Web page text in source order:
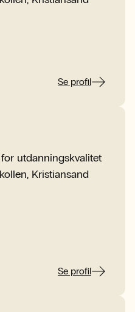
Se profil
utdanningskvalitet
Kristiansand
Se profil